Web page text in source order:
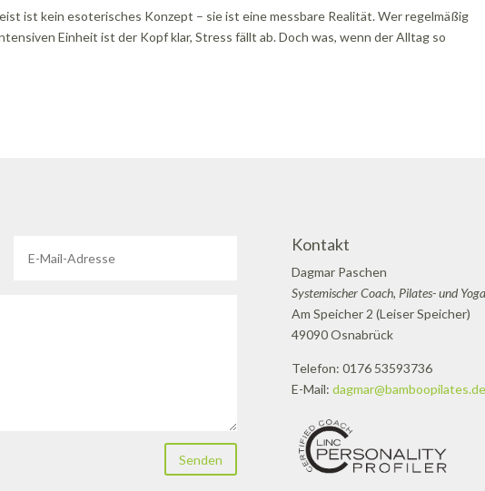
ist kein esoterisches Konzept – sie ist eine messbare Realität. Wer regelmäßig
Einheit ist der Kopf klar, Stress fällt ab. Doch was, wenn der Alltag so
Senden
Kontakt
Dagmar Paschen
Systemischer Coach, Pilates- und
Am Speicher 2 (Leiser Speicher)
49090 Osnabrück
Telefon: 0176 53593736
E-Mail: dagmar@bamboopilates.de